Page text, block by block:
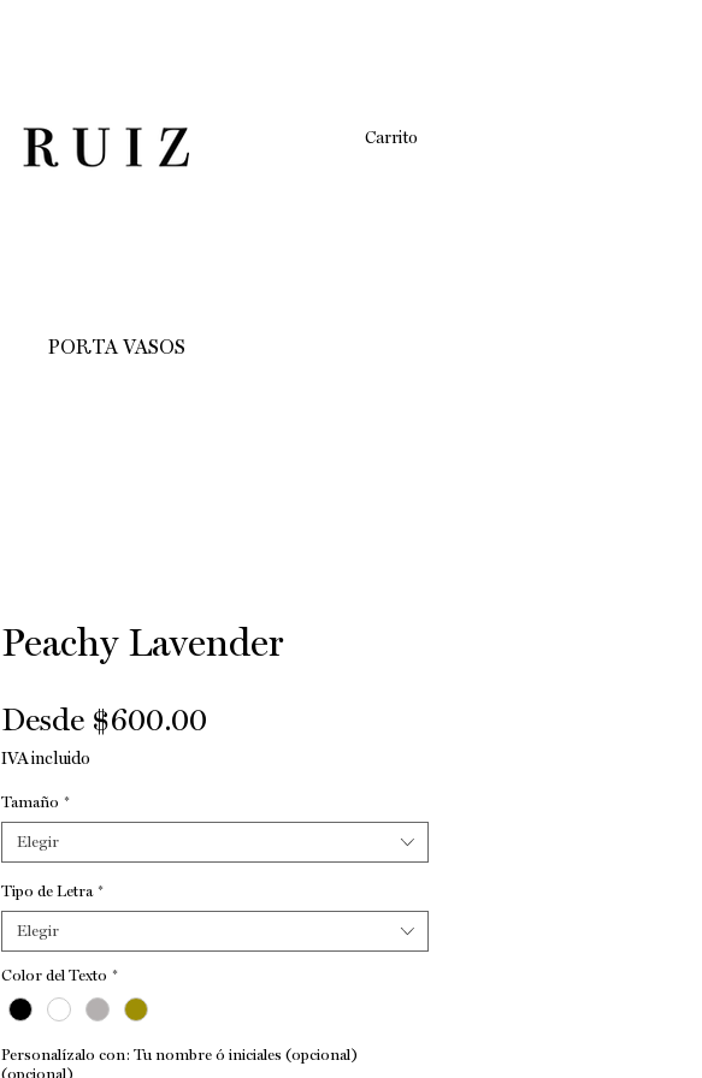
Carrito
PORTA VASOS
Peachy Lavender
Desde $600.00
IVA incluido
Tamaño *
Elegir
Tipo de Letra *
Elegir
Color del Texto *
Personalízalo con: Tu nombre ó iniciales (opcional)
(opcional)